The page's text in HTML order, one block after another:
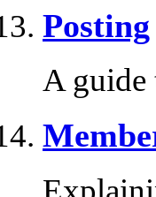
Posting
A guide